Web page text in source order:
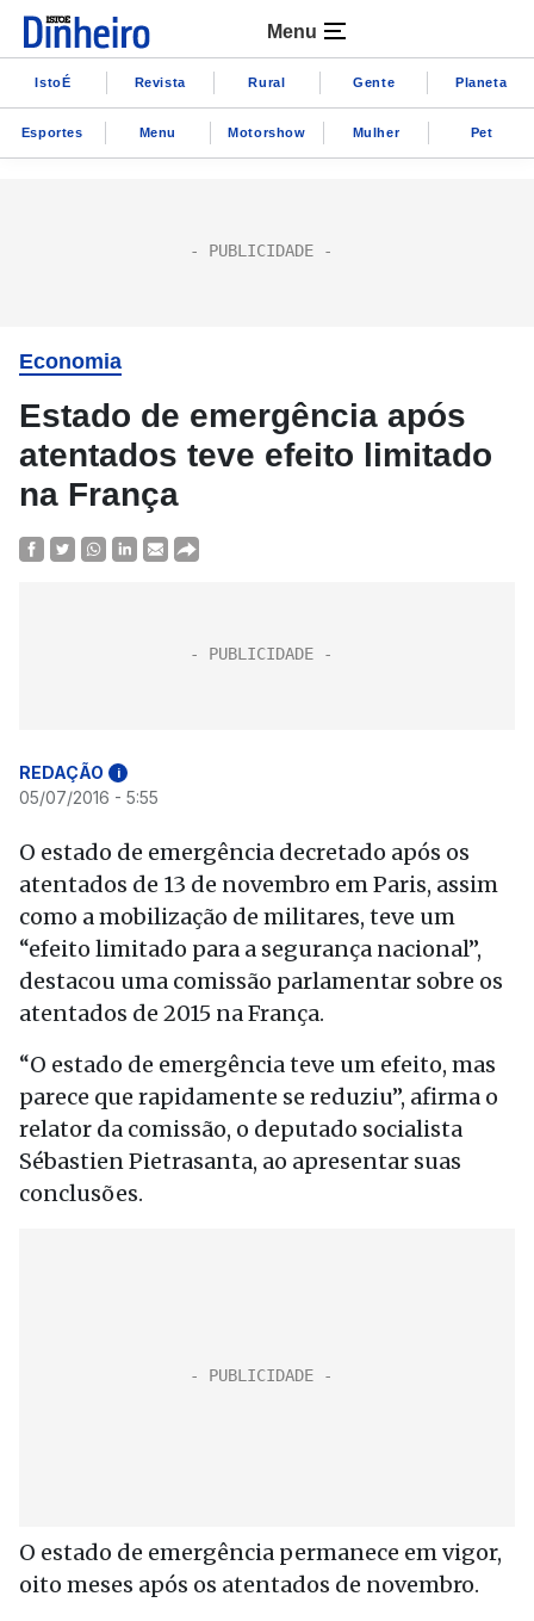
Menu
IstoÉ Revista Rural Gente Planeta
Esportes Menu Motorshow Mulher Pet
Economia
Estado de emergência após
atentados teve efeito limitado
na França
REDAÇÃO i
05/07/2016 - 5:55
O estado de emergência decretado após os
atentados de 13 de novembro em Paris, assim
como a mobilização de militares, teve um
“efeito limitado para a segurança nacional”,
destacou uma comissão parlamentar sobre os
atentados de 2015 na França.
“O estado de emergência teve um efeito, mas
parece que rapidamente se reduziu”, afirma o
relator da comissão, o deputado socialista
Sébastien Pietrasanta, ao apresentar suas
conclusões.
O estado de emergência permanece em vigor,
oito meses após os atentados de novembro.